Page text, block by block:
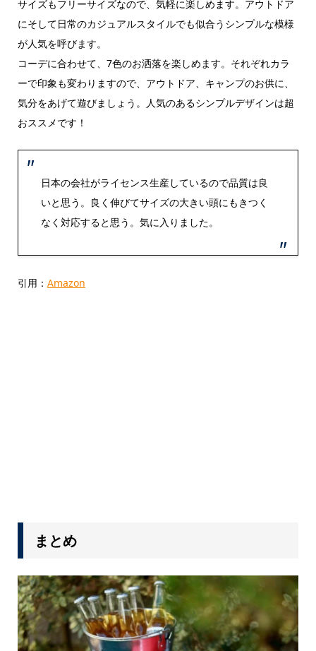
サイズもフリーサイズなので、気軽に楽しめます。アウトドア
にそして日常のカジュアルスタイルでも似合うシンプルな模様
が人気を呼びます。
コーデに合わせて、7色のお洒落を楽しめます。それぞれカラ
ーで印象も変わりますので、アウトドア、キャンプのお供に、
気分をあげて遊びましょう。人気のあるシンプルデザインは超
おススメです！
日本の会社がライセンス生産しているので品質は良
いと思う。良く伸びてサイズの大きい頭にもきつく
なく対応すると思う。気に入りました。
引用： Amazon
まとめ